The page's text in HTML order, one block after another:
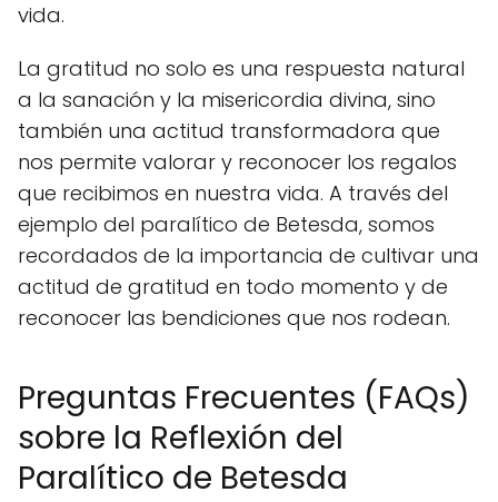
vida.
La gratitud no solo es una respuesta natural
a la sanación y la misericordia divina, sino
también una actitud transformadora que
nos permite valorar y reconocer los regalos
que recibimos en nuestra vida. A través del
ejemplo del paralítico de Betesda, somos
recordados de la importancia de cultivar una
actitud de gratitud en todo momento y de
reconocer las bendiciones que nos rodean.
Preguntas Frecuentes (FAQs)
sobre la Reflexión del
Paralítico de Betesda